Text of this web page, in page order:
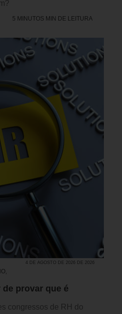
5 MINUTOS MIN DE LEITURA
,
4 DE AGOSTO DE 2026 DE 2026
de provar que é
congressos de RH do